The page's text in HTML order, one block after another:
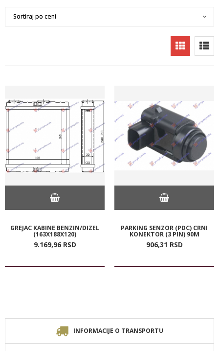
GREJAC KABINE BENZIN/DIZEL
(163X188X120)
9.169,96 RSD
PARKING SENZOR (PDC) CRNI
KONEKTOR (3 PIN) 90M
906,31 RSD
INFORMACIJE O TRANSPORTU